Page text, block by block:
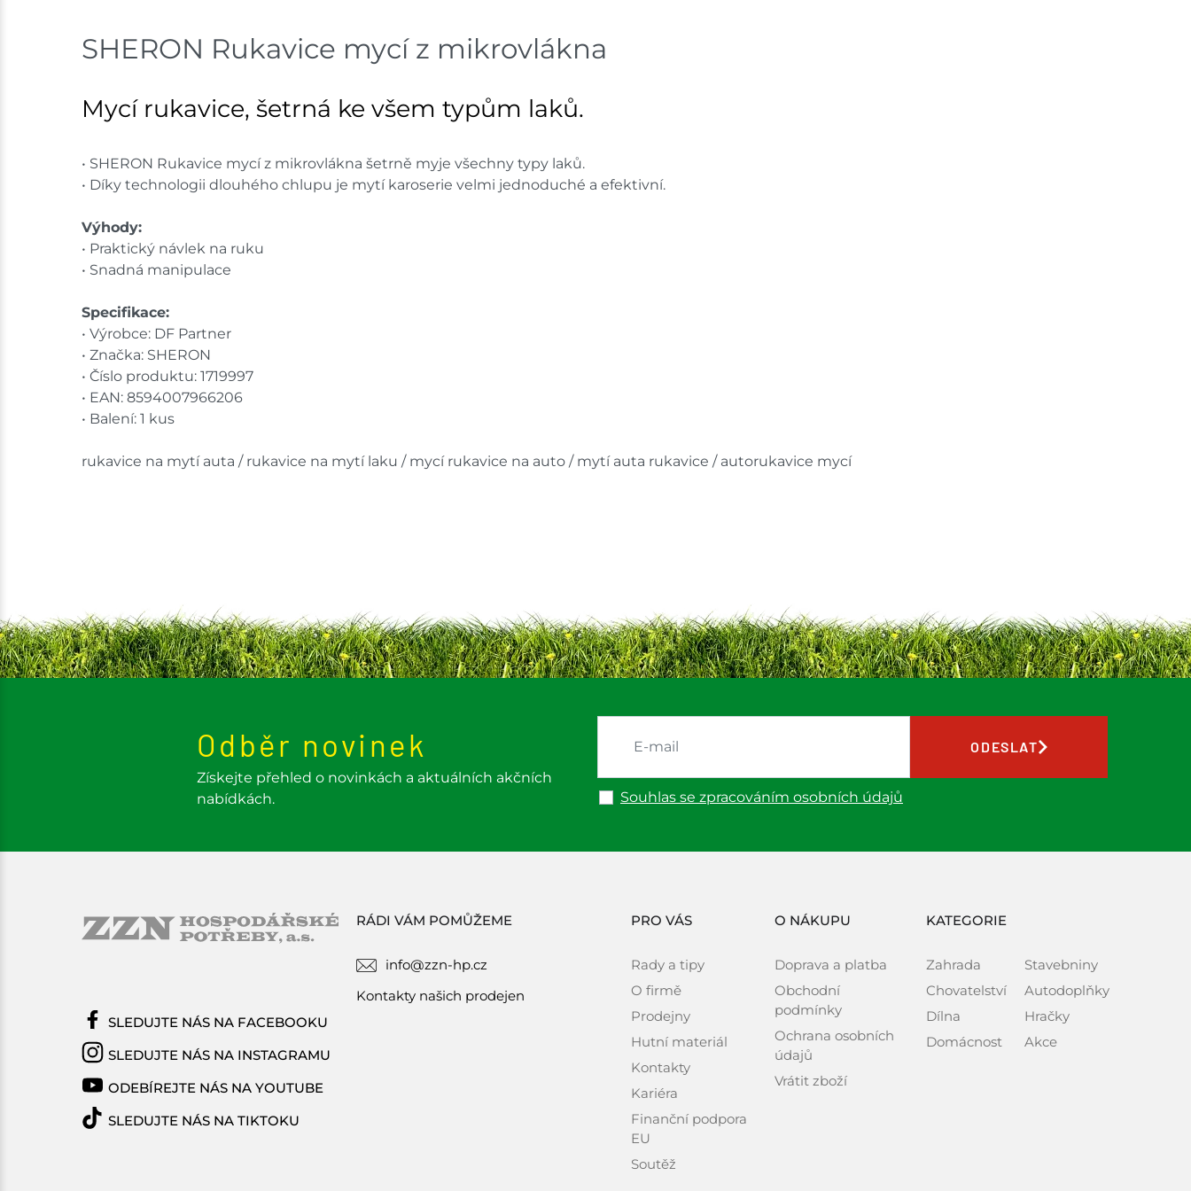
SHERON Rukavice mycí z mikrovlákna
Mycí rukavice, šetrná ke všem typům laků.
• SHERON Rukavice mycí z mikrovlákna šetrně myje všechny typy laků.
• Díky technologii dlouhého chlupu je mytí karoserie velmi jednoduché a efektivní.
Výhody:
• Praktický návlek na ruku
• Snadná manipulace
Specifikace:
• Výrobce: DF Partner
• Značka: SHERON
• Číslo produktu: 1719997
• EAN: 8594007966206
• Balení: 1 kus
rukavice na mytí auta / rukavice na mytí laku / mycí rukavice na auto / mytí auta rukavice / autorukavice mycí
Odběr novinek
Získejte přehled o novinkách a aktuálních akčních
nabídkách.
Souhlas se zpracováním osobních údajů
ODESLAT
RÁDI VÁM POMŮŽEME
info@zzn-hp.cz
Kontakty našich prodejen
PRO VÁS
Rady a tipy
O firmě
Prodejny
Hutní materiál
Kontakty
Kariéra
Finanční podpora
EU
Soutěž
O NÁKUPU
Doprava a platba
Obchodní
podmínky
Ochrana osobních
údajů
Vrátit zboží
KATEGORIE
Zahrada
Chovatelství
Dílna
Domácnost
Stavebniny
Autodoplňky
Hračky
Akce
SLEDUJTE NÁS NA FACEBOOKU
SLEDUJTE NÁS NA INSTAGRAMU
ODEBÍREJTE NÁS NA YOUTUBE
SLEDUJTE NÁS NA TIKTOKU